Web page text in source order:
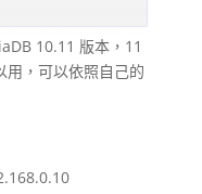
10.11 版本，11
用，可以依照自己的